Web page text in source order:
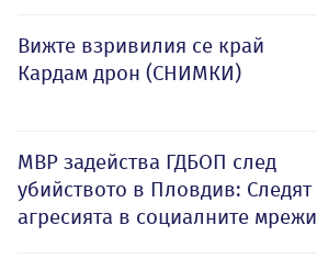
Вижте взривилия се край
Кардам дрон (СНИМКИ)
МВР задейства ГДБОП след
убийството в Пловдив: Следят
агресията в социалните мрежи